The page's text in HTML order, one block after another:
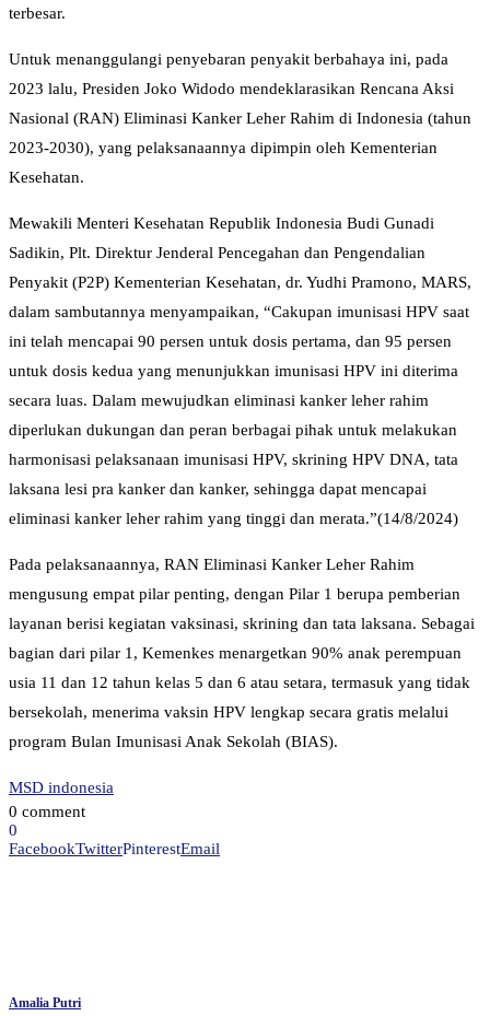
terbesar.
Untuk menanggulangi penyebaran penyakit berbahaya ini, pada
2023 lalu, Presiden Joko Widodo mendeklarasikan Rencana Aksi
Nasional (RAN) Eliminasi Kanker Leher Rahim di Indonesia (tahun
2023-2030), yang pelaksanaannya dipimpin oleh Kementerian
Kesehatan.
Mewakili Menteri Kesehatan Republik Indonesia Budi Gunadi
Sadikin, Plt. Direktur Jenderal Pencegahan dan Pengendalian
Penyakit (P2P) Kementerian Kesehatan, dr. Yudhi Pramono, MARS,
dalam sambutannya menyampaikan, “Cakupan imunisasi HPV saat
ini telah mencapai 90 persen untuk dosis pertama, dan 95 persen
untuk dosis kedua yang menunjukkan imunisasi HPV ini diterima
secara luas. Dalam mewujudkan eliminasi kanker leher rahim
diperlukan dukungan dan peran berbagai pihak untuk melakukan
harmonisasi pelaksanaan imunisasi HPV, skrining HPV DNA, tata
laksana lesi pra kanker dan kanker, sehingga dapat mencapai
eliminasi kanker leher rahim yang tinggi dan merata.”(14/8/2024)
Pada pelaksanaannya, RAN Eliminasi Kanker Leher Rahim
mengusung empat pilar penting, dengan Pilar 1 berupa pemberian
layanan berisi kegiatan vaksinasi, skrining dan tata laksana. Sebagai
bagian dari pilar 1, Kemenkes menargetkan 90% anak perempuan
usia 11 dan 12 tahun kelas 5 dan 6 atau setara, termasuk yang tidak
bersekolah, menerima vaksin HPV lengkap secara gratis melalui
program Bulan Imunisasi Anak Sekolah (BIAS).
MSD indonesia
0 comment
0
FacebookTwitterPinterestEmail
Amalia Putri